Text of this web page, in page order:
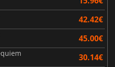
42.42€
45.00€
30.14€